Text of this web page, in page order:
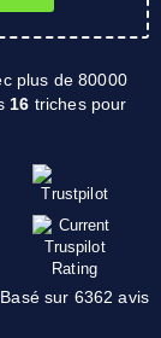
plus de 80000
16 triches pour
Basé sur 6362 avis